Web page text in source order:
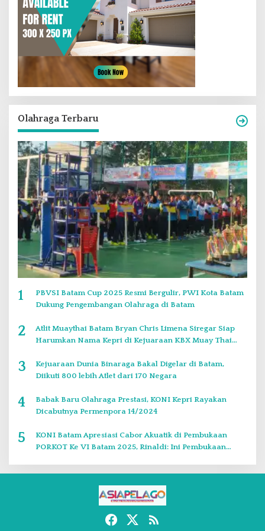
Olahraga Terbaru
1
PBVSI Batam Cup 2025 Resmi Bergulir, PWI Kota Batam
Dukung Pengembangan Olahraga di Batam
2
Atlit Muaythai Batam Bryan Chris Limena Siregar Siap
Harumkan Nama Kepri di Kejuaraan KBX Muay Thai
3
Kejuaraan Dunia Binaraga Bakal Digelar di Batam,
Diikuti 800 lebih Atlet dari 170 Negara
4
Babak Baru Olahraga Prestasi, KONI Kepri Rayakan
Dicabutnya Permenpora 14/2024
5
KONI Batam Apresiasi Cabor Akuatik di Pembukaan
PORKOT Ke VI Batam 2025, Rinaldi: Ini Pembukaan